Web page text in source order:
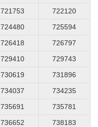
721753
722120
724480
725594
726418
726797
729410
729743
730619
731896
734037
734235
735691
735781
736652
738183